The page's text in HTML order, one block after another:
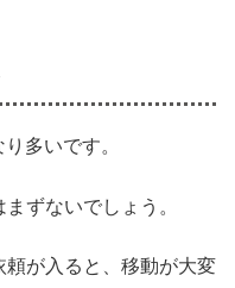
多いです。
ずないでしょう。
頼が入ると、移動が大変